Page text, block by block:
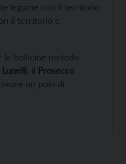
legame con il territorio
il territorio e
le bollicine metodo
, il Prosecco
un polo di